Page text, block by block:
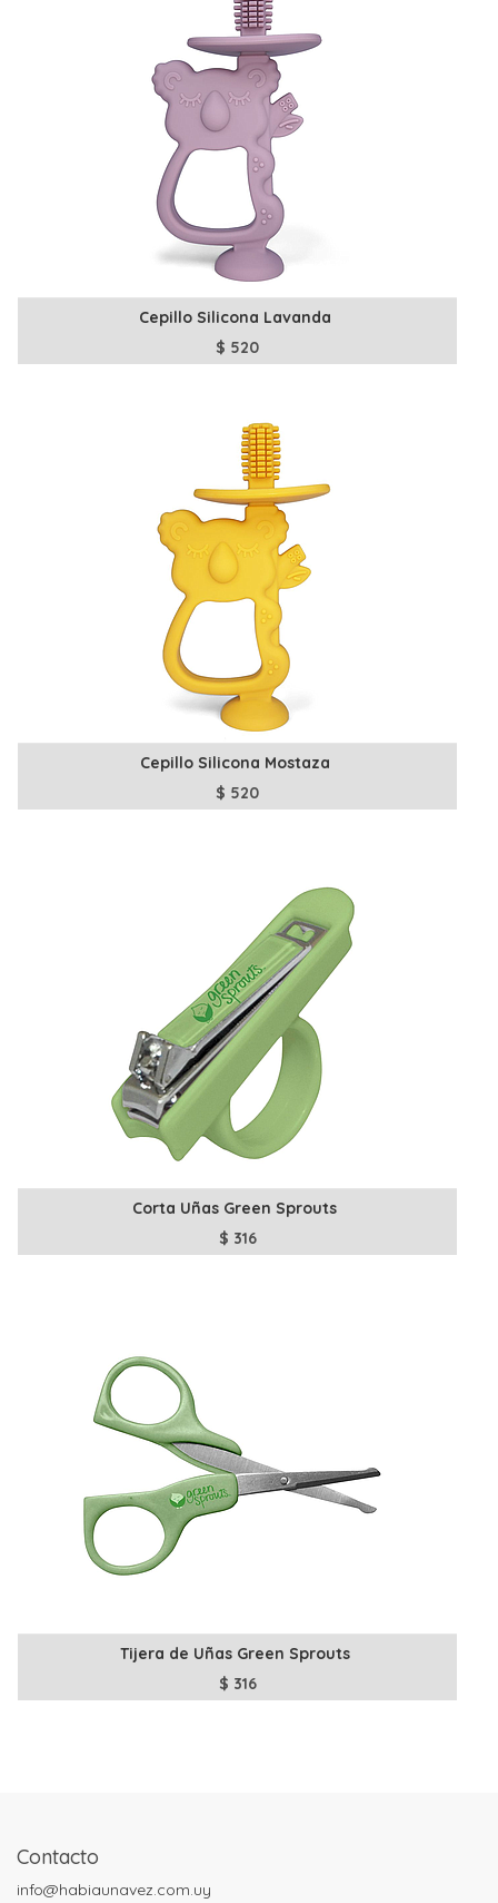
Cepillo Silicona Lavanda
$ 520
Cepillo Silicona Mostaza
$ 520
Corta Uñas Green Sprouts
$ 316
Tijera de Uñas Green Sprouts
$ 316
Contacto
info@habiaunavez.com.uy